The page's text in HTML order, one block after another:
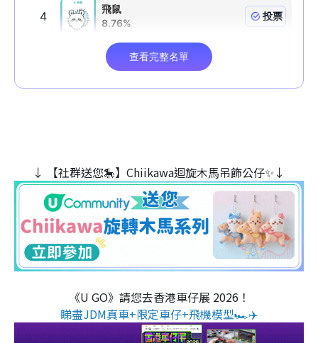
↓ 【社群送您🎠】Chiikawa迴旋木⾺吊飾公仔✨↓
《U GO》請您去香港車仔展 2026！
睇盡JDM真車+限定車仔+飛機模型🏎️✈️